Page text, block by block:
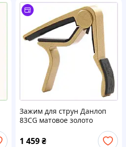
Зажим для струн Данлоп
83CG матовое золото
1 459₴